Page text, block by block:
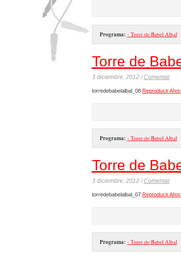
Programa: - Torre de Babel Albal
Torre de
3 diciembre, 2012 /Comentar
torredebabelalbal_08 Reproducir
Programa: - Torre de Babel Albal
Torre de
3 diciembre, 2012 /Comentar
torredebabelalbal_07 Reproducir
Programa: - Torre de Babel Albal